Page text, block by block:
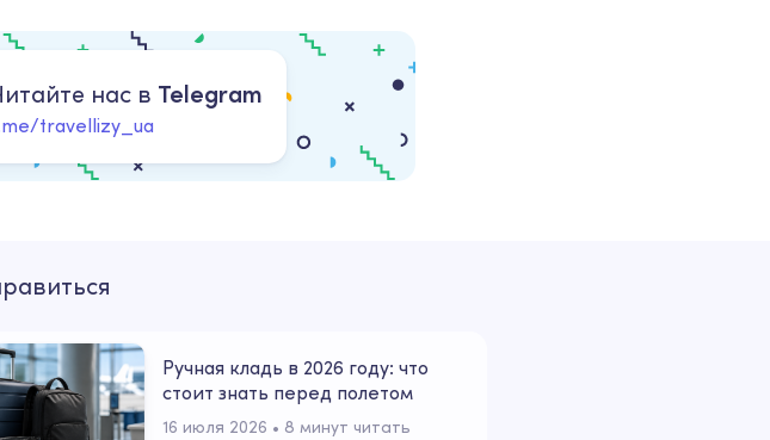
нас в Telegram
travellizy_ua
Ручная кладь в 2026 году: что
стоит знать перед полетом
16 июля 2026 • 8 минут читать